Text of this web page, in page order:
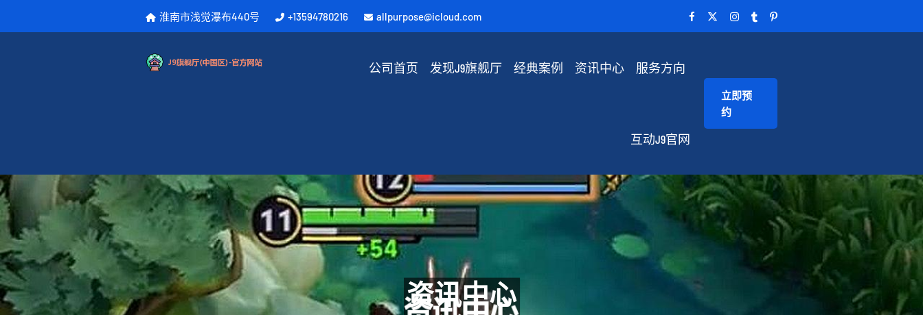
淮南市浅觉瀑布440号 +13594780216 allpurpose@icloud.com
公司首页 发现J9旗舰厅 经典案例 资讯中心 服务方向
互动J9官网
立即预
约
资讯中心